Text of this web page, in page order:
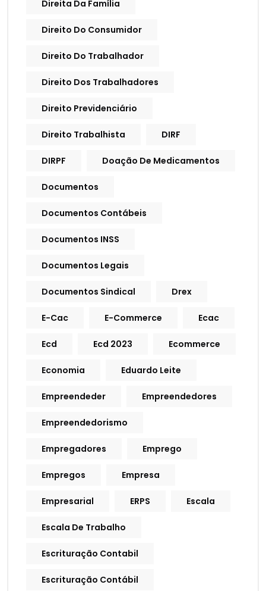
Direita Da Família
Direito Do Consumidor
Direito Do Trabalhador
Direito Dos Trabalhadores
Direito Previdenciário
Direito Trabalhista DIRF
DIRPF Doação De Medicamentos
Documentos
Documentos Contábeis
Documentos INSS
Documentos Legais
Documentos Sindical Drex
E-Cac E-Commerce Ecac
Ecd Ecd 2023 Ecommerce
Economia Eduardo Leite
Empreendeder Empreendedores
Empreendedorismo
Empregadores Emprego
Empregos Empresa
Empresarial ERPS Escala
Escala De Trabalho
Escrituração Contabil
Escrituração Contábil